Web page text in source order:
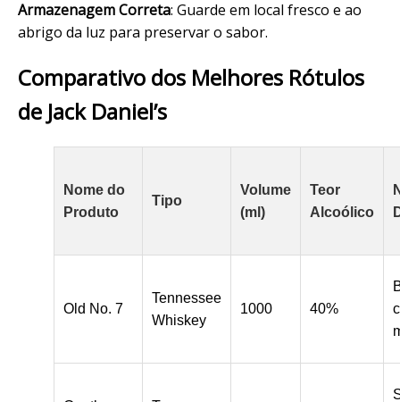
Armazenagem Correta: Guarde em local fresco e ao
abrigo da luz para preservar o sabor.
Comparativo dos Melhores Rótulos
de Jack Daniel’s
Nome do
Produto
Tipo
Volume
(ml)
Teor
Alcoólico
Old No. 7
Tennessee
Whiskey
1000 40%